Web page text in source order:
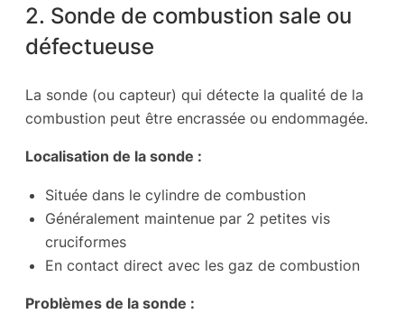
2. Sonde de combustion sale ou
défectueuse
La sonde (ou capteur) qui détecte la qualité de la
combustion peut être encrassée ou endommagée.
Localisation de la sonde :
Située dans le cylindre de combustion
Généralement maintenue par 2 petites vis
cruciformes
En contact direct avec les gaz de combustion
Problèmes de la sonde :